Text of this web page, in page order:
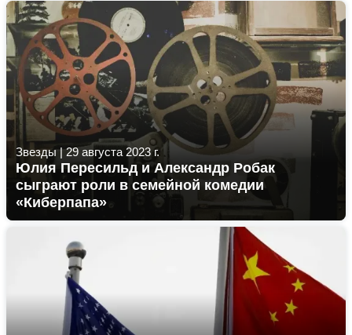
Звезды|29 августа 2023 г.
Юлия Пересильд и Александр Робак
сыграют роли в семейной комедии
«Киберпапа»